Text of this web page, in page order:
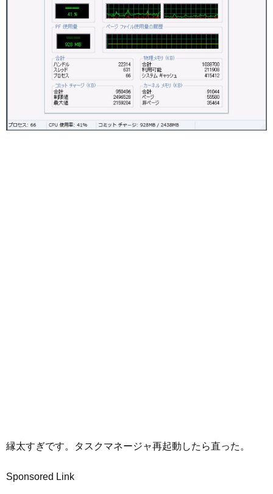
縁太すぎです。タスクマネージャ再起動したら直った。
Sponsored Link